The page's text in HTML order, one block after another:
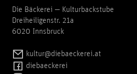
Die Bäckerei — Kulturbackstube
Dreiheiligenstr. 21a
6020 Innsbruck
kultur@diebaeckerei.at
diebaeckerei